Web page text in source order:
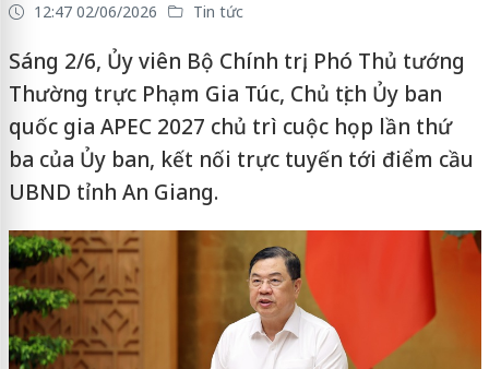
12:47 02/06/2026 Tin tức
Sáng 2/6, Ủy viên Bộ Chính trị, Phó Thủ tướng
Thường trực Phạm Gia Túc, Chủ tịch Ủy ban
quốc gia APEC 2027 chủ trì cuộc họp lần thứ
ba của Ủy ban, kết nối trực tuyến tới điểm cầu
UBND tỉnh An Giang.